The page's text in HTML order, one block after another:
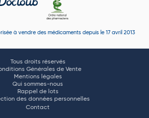
à vendre des médicaments depuis le 17 avril 2013
Tous droits réservés
Générales de Vente
Mentions légales
Qui sommes-nous
Rappel de lots
des données personnelles
Contact